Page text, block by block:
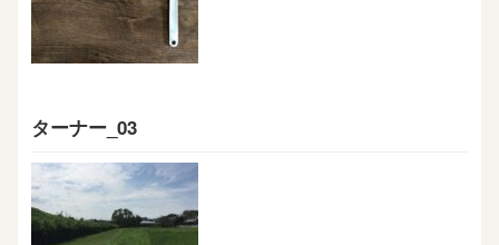
ターナー_03